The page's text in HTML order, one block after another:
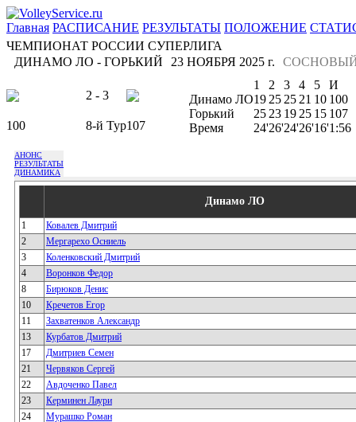
Главная РАСПИСАНИЕ РЕЗУЛЬТАТЫ ПОЛОЖЕНИЕ
ЧЕМПИОНАТ РОССИИ СУПЕРЛИГА
ДИНАМО ЛО - ГОРЬКИЙ
23 НОЯБРЯ 2025 г.
2 - 3
100 8-й Тур107
1 2 3 4 5
И
Динамо ЛО19 25 25 21 10 100
Горький
25 23 19 25 15 107
Время
24'26'24'26'16'1:56
АНОНС
РЕЗУЛЬТАТЫ
ДИНАМИКА
Динамо ЛО
1
Ковалев Дмитрий
2
Мергарехо Осниель
3
Коленковский Дмитрий
4
Воронков Федор
8
Бирюков Денис
10
Кречетов Егор
11
Захватенков Александр
13
Курбатов Дмитрий
17
Дмитриев Семен
21
Червяков Сергей
22
Авдоченко Павел
23
Керминен Лаури
24
Мурашко Роман